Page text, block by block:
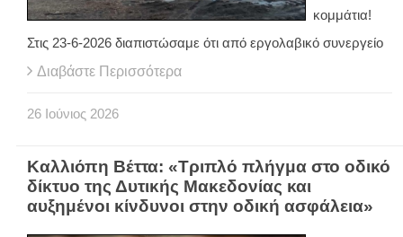
κομμάτια!
Στις 23-6-2026 διαπιστώσαμε ότι από εργολαβικό συνεργείο
Διαβάστε Περισσότερα
26 Ιούνιος 2026
Καλλιόπη Βέττα: «Τριπλό πλήγμα στο οδικό
δίκτυο της Δυτικής Μακεδονίας και
αυξημένοι κίνδυνοι στην οδική ασφάλεια»